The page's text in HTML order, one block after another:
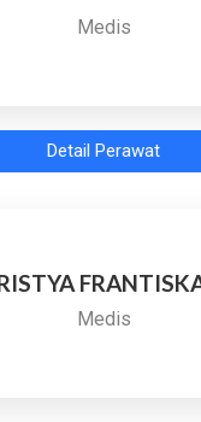
Medis
Detail Perawat
Medis